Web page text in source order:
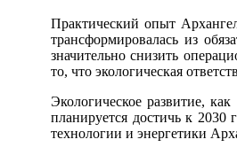
Практический опыт
трансформировалась из
значительно снизить
то, что экологическая
Экологическое развитие,
планируется достичь к
технологии и энергетики